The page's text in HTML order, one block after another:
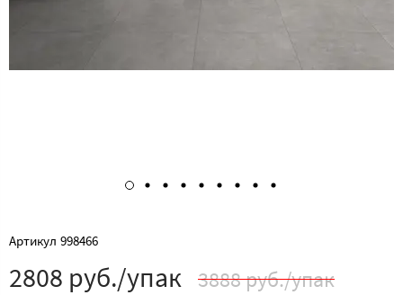
Артикул 998466
2808 руб./упак 3888 руб./упак